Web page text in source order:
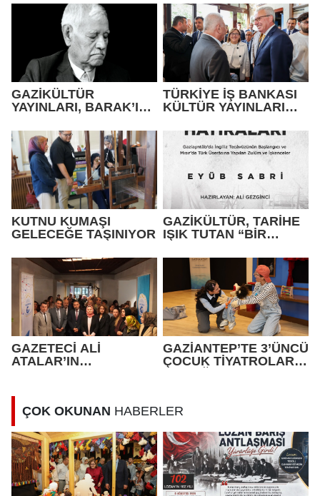
GAZİKÜLTÜR
YAYINLARI, BARAK’IN
YAŞAYAN HAFIZASINI
GELECEĞE TAŞIYOR
TÜRKİYE İŞ BANKASI
KÜLTÜR YAYINLARI
KUTNU KUMAŞI
GELECEĞE TAŞINIYOR
GAZİKÜLTÜR, TARİHE
IŞIK TUTAN “BİR
ESERİNİ OKUYUCUYLA
BULUŞTURDU
GAZETECİ ALİ
ATALAR’IN
İLGİ GÖRÜYOR.
GAZİANTEP’TE 3’ÜNCÜ
ÇOCUK TİYATROLARI
ÇOK OKUNAN HABERLER